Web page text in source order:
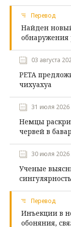
Перевод
Найден
обнаружения
03 августа
PETA
чихуахуа
31 июля 2026
Немцы
червей в
30 июля 2026
Ученые
Перевод
Инъекции в
обоняния,